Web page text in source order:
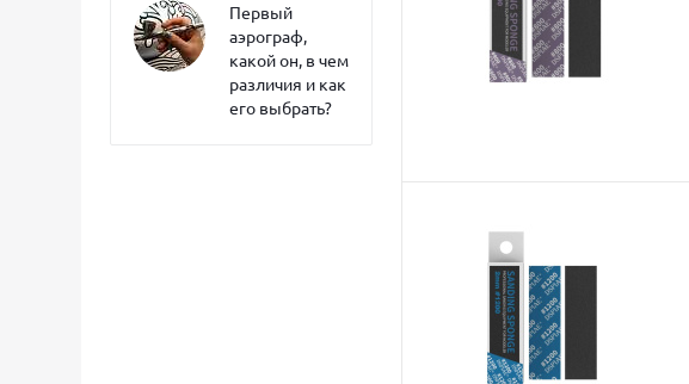
Первый
аэрограф,
какой он, в чем
различия и как
его выбрать?